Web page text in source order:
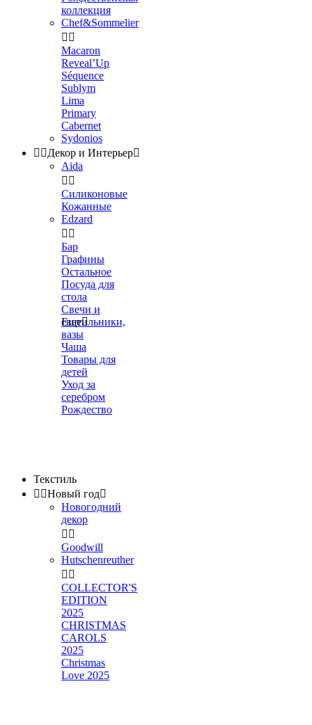
коллекция
Chef&Sommelier
 
Macaron
Reveal’Up
Séquence
Sublym
Lima
Primary
Cabernet
Sydonios
 Декор и Интерьер
Aida
 
Силиконовые
Кожанные
Edzard
 
Бар
Графины
Остальное
Посуда для
стола
Свечи и
светильники,
вазы
Чаша
Товары для
детей
Уход за
серебром
Рождество
Еще
Текстиль
 Новый год
Новогодний
декор
 
Goodwill
Hutschenreuther
 
COLLECTOR'S
EDITION
2025
CHRISTMAS
CAROLS
2025
Christmas
Love 2025